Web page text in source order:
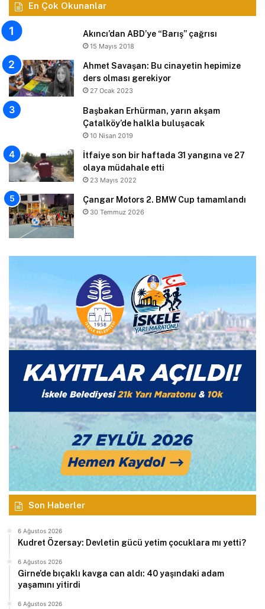
En Çok Okunanlar
Akıncı’dan ABD’ye “Barış” çağrısı
15 Mayıs 2018
Ahmet Savaşan: Bu cinayetin hepimize
ders olması gerekiyor
27 Ocak 2023
Başbakan Erhürman, yarın akşam
Çatalköy’de halkla buluşacak
10 Nisan 2019
İtfaiye son bir haftada 31 yangına ve 27
olaya müdahale etti
23 Mayıs 2022
Çangar Motors 2. BMW Cup tamamlandı
30 Temmuz 2026
Son Haberler
6 Ağustos 2026
Kudret Özersay: Devletin gücü yetim çocuklara mı yetti?
6 Ağustos 2026
Girne’de bıçaklı kavga can aldı: 40 yaşındaki adam
yaşamını yitirdi
6 Ağustos 2026